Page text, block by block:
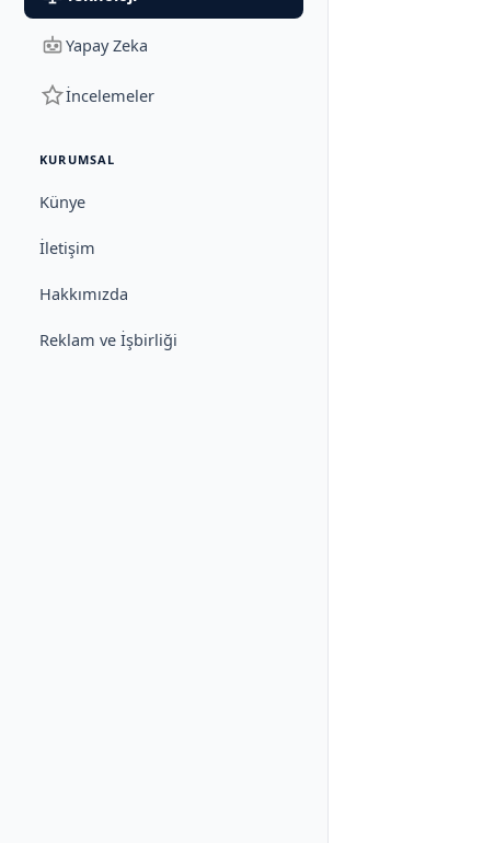
Yapay Zeka
İncelemeler
KURUMSAL
Künye
İletişim
Hakkımızda
Reklam ve İşbirliği